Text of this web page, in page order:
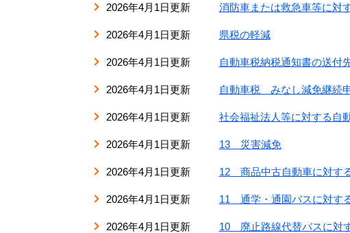
2026年4月1日更新 消防車または救急車等に対
2026年4月1日更新 県税の軽減
2026年4月1日更新 自動車税納税通知書の送付
2026年4月1日更新 自動車税 みなし減免継続
2026年4月1日更新 社会福祉法人等に対する自
2026年4月1日更新 13 災害減免
2026年4月1日更新 12 商品中古自動車に対す
2026年4月1日更新 11 通学・通園バスに対す
2026年4月1日更新 10 廃止路線代替バスに対